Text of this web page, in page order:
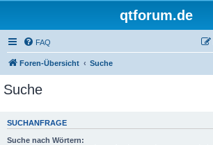
qtforum.de
FAQ
Foren-Übersicht Suche
Suche
SUCHANFRAGE
Suche nach Wörtern: